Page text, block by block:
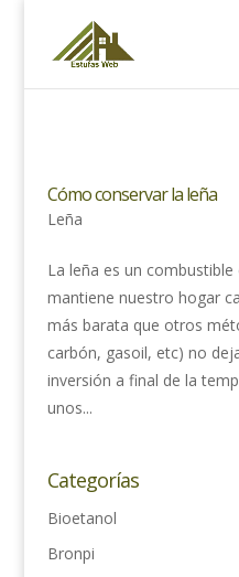
Cómo conservar la leña
Leña
La leña es un
mantiene nuestro hogar
más barata que otros
carbón, gasoil, etc) no
inversión a final de la
unos...
Categorías
Bioetanol
Bronpi